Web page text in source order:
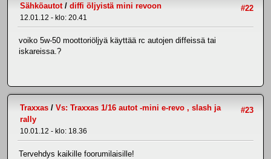
#22
Sähköautot/ diffi öljyistä mini revoon
12.01.12 - klo: 20.41
voiko 5w-50 moottoriöljyä käyttää rc autojen diffeissä tai
iskareissa.?
#23
Traxxas / Vs: Traxxas 1/16 autot -mini e-revo , slash ja
rally
10.01.12 - klo: 18.36
Tervehdys kaikille foorumilaisille!